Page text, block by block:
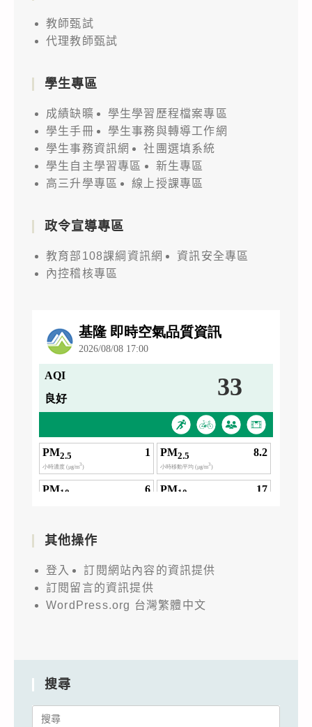
教師甄試
代理教師甄試
學生專區
成績缺曠
學生學習歷程檔案專區
學生手冊
學生事務與轉導工作網
學生事務資訊網
社團選填系統
學生自主學習專區
新生專區
高三升學專區
線上授課專區
政令宣導專區
教育部108課綱資訊網
資訊安全專區
內控稽核專區
其他操作
登入
訂閱網站內容的資訊提供
訂閱留言的資訊提供
WordPress.org 台灣繁體中文
搜尋
Search